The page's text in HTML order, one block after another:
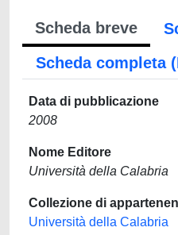
Scheda breve
Scheda completa
Data di pubblicazione
2008
Nome Editore
Università della Calabria
Collezione di
Università della Calabria